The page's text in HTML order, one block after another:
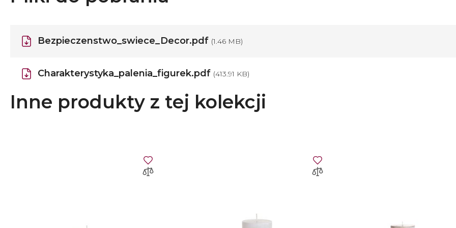
Bezpieczenstwo_swiece_Decor.pdf (1.46 MB)
Charakterystyka_palenia_figurek.pdf (413.91 KB)
Inne produkty z tej kolekcji